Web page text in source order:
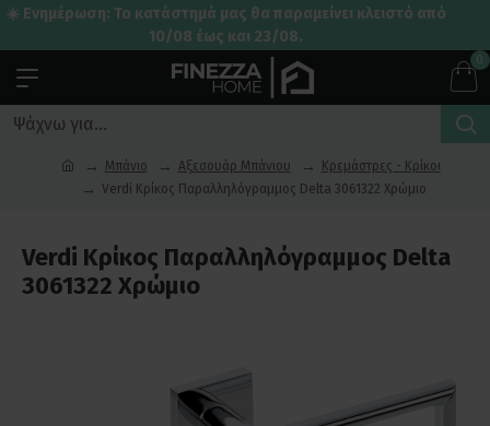
☀️ Ενημέρωση: Το κατάστημά μας θα παραμείνει κλειστό από
10/08 έως και 23/08.
0
Μπάνιο Αξεσουάρ Μπάνιου
Κρεμάστρες - Κρίκοι
Verdi Κρίκος Παραλληλόγραμμος Delta 3061322 Χρώμιο
Verdi Κρίκος Παραλληλόγραμμος Delta
3061322 Χρώμιο